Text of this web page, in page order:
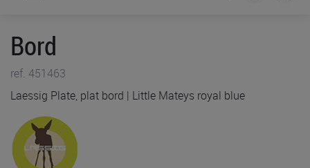
Bord
ref. 451463
Laessig Plate, plat bord | Little Mateys royal blue